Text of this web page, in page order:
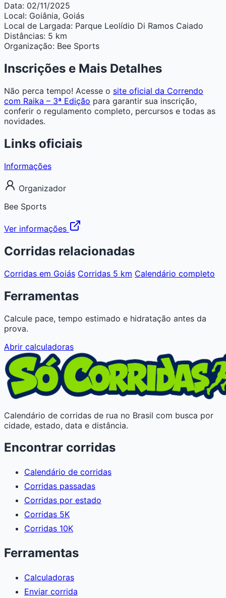
Data: 02/11/2025
Local: Goiânia, Goiás
Local de Largada: Parque Leolídio Di Ramos Caiado
Distâncias: 5 km
Organização: Bee Sports
Inscrições e Mais Detalhes
Não perca tempo! Acesse o site oficial da Correndo
com Raika – 3ª Edição para garantir sua inscrição,
conferir o regulamento completo, percursos e todas as
novidades.
Links oficiais
Informações
Organizador
Bee Sports
Ver informações
Corridas relacionadas
Corridas em Goiás Corridas 5 km Calendário completo
Ferramentas
Calcule pace, tempo estimado e hidratação antes da
prova.
Abrir calculadoras
Calendário de corridas de rua no Brasil com busca por
cidade, estado, data e distância.
Encontrar corridas
Calendário de corridas
Corridas passadas
Corridas por estado
Corridas 5K
Corridas 10K
Ferramentas
Calculadoras
Enviar corrida